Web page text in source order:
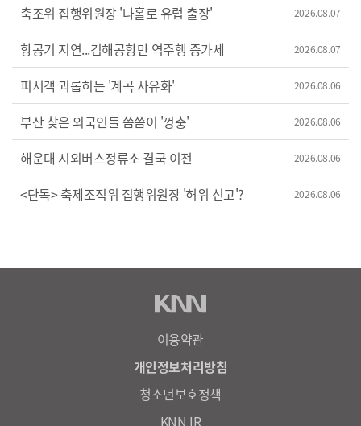
축조위 집행위원장 '나홀로 유럽 출장' 2026.08.07
항공기 지연...김해공항만 역주행 증가세 2026.08.07
피서객 괴롭히는 '계곡 사유화' 2026.08.06
부산 찾은 외국인들 씀씀이 '껑충' 2026.08.06
해운대 시외버스정류소 결국 이전 2026.08.06
<단독> 축제조직위 집행위원장 '허위 신고'? 2026.08.06
이용약관
개인정보처리방침
청소년보호정책
KNN IR